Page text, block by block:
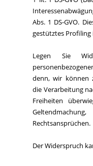
Abs. 1 DS-GVO.
gestütztes Profiling
Legen Sie
denn, wir können
die Verarbeitung
Freiheiten
Rechtsansprüchen.
Der Widerspruch